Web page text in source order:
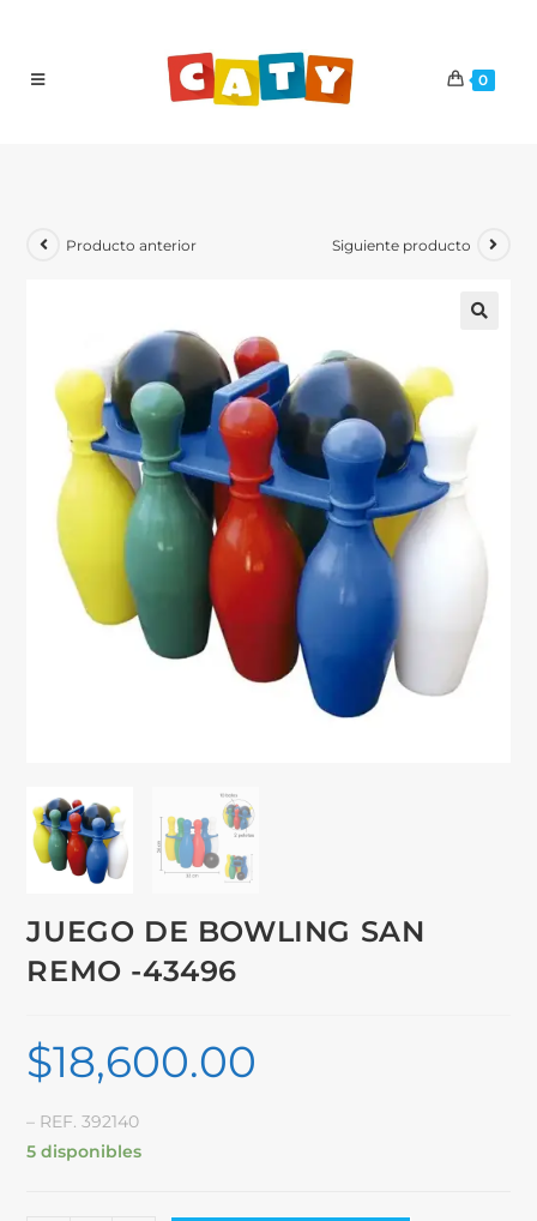
0
Producto anterior Siguiente producto
JUEGO DE BOWLING SAN
REMO -43496
$18,600.00
– REF. 392140
5 disponibles